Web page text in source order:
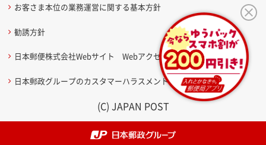
お客さま本位の業務運営に関する基本方針
勧誘方針
日本郵便株式会社Webサイト Webアクセシビリティ方針
日本郵政グループのカスタマーハラスメントに関する考え方
(C) JAPAN POST